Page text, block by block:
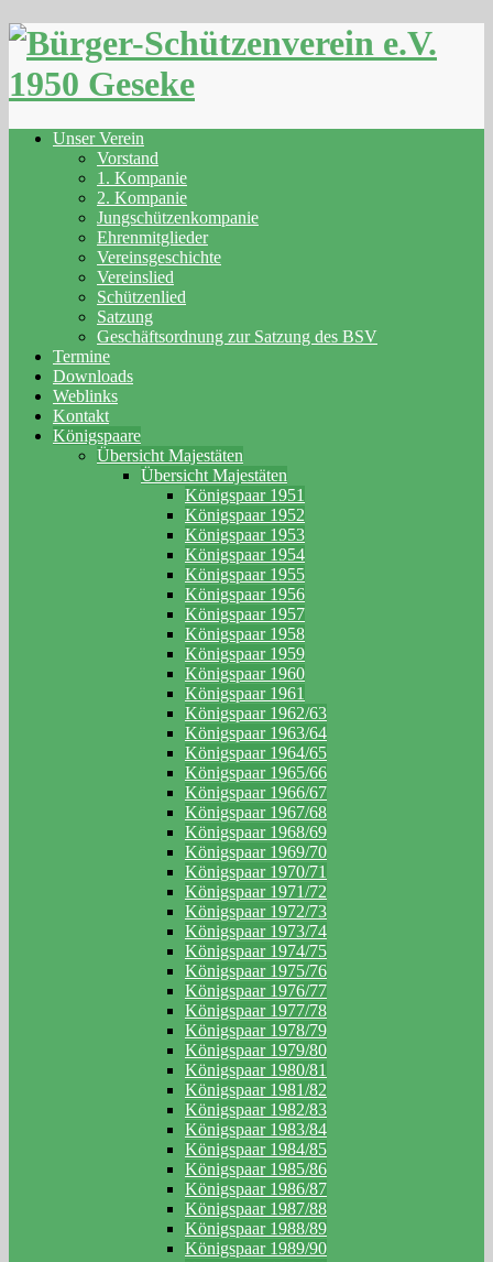
Skip
content
Unser Verein
Vorstand
1. Kompanie
2. Kompanie
Jungschützenkompanie
Ehrenmitglieder
Vereinsgeschichte
Vereinslied
Schützenlied
Satzung
Geschäftsordnung zur Satzung des BSV
Termine
Downloads
Weblinks
Kontakt
Königspaare
Übersicht Majestäten
Übersicht Majestäten
Königspaar 1951
Königspaar 1952
Königspaar 1953
Königspaar 1954
Königspaar 1955
Königspaar 1956
Königspaar 1957
Königspaar 1958
Königspaar 1959
Königspaar 1960
Königspaar 1961
Königspaar 1962/63
Königspaar 1963/64
Königspaar 1964/65
Königspaar 1965/66
Königspaar 1966/67
Königspaar 1967/68
Königspaar 1968/69
Königspaar 1969/70
Königspaar 1970/71
Königspaar 1971/72
Königspaar 1972/73
Königspaar 1973/74
Königspaar 1974/75
Königspaar 1975/76
Königspaar 1976/77
Königspaar 1977/78
Königspaar 1978/79
Königspaar 1979/80
Königspaar 1980/81
Königspaar 1981/82
Königspaar 1982/83
Königspaar 1983/84
Königspaar 1984/85
Königspaar 1985/86
Königspaar 1986/87
Königspaar 1987/88
Königspaar 1988/89
Königspaar 1989/90